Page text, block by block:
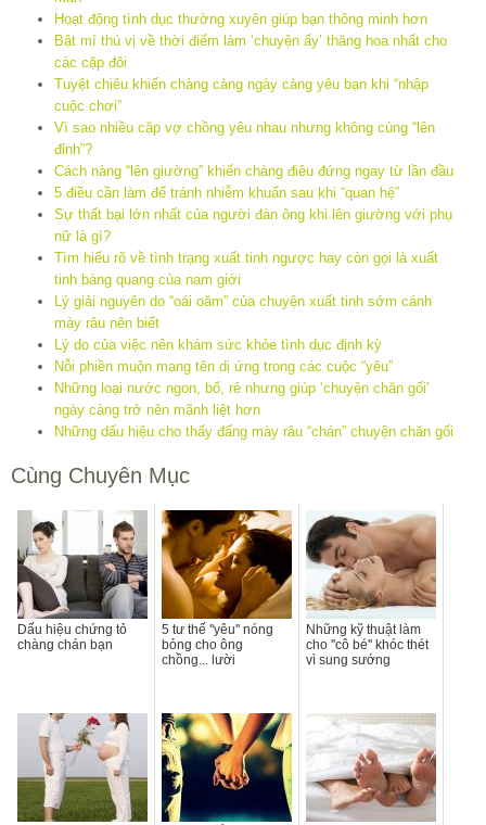
Hoạt động tình dục thường xuyên giúp bạn thông minh hơn
Bật mí thú vị về thời điểm làm ‘chuyện ấy’ thăng hoa nhất cho
các cặp đôi
Tuyệt chiêu khiến chàng càng ngày càng yêu bạn khi “nhập
cuộc chơi”
Vì sao nhiều cặp vợ chồng yêu nhau nhưng không cùng “lên
đỉnh”?
Cách nàng “lên giường” khiến chàng điêu đứng ngay từ lần đầu
5 điều cần làm để tránh nhiễm khuẩn sau khi “quan hệ”
Sự thất bại lớn nhất của người đàn ông khi lên giường với phụ
nữ là gì?
Tìm hiểu rõ về tình trạng xuất tinh ngược hay còn gọi là xuất
tinh bàng quang của nam giới
Lý giải nguyên do “oái oăm” của chuyện xuất tinh sớm cánh
mày râu nên biết
Lý do của việc nên khám sức khỏe tình dục định kỳ
Nỗi phiền muộn mang tên dị ứng trong các cuộc “yêu”
Những loại nước ngon, bổ, rẻ nhưng giúp ‘chuyện chăn gối’
ngày càng trở nên mãnh liệt hơn
Những dấu hiệu cho thấy đấng mày râu “chán” chuyện chăn gối
Cùng Chuyên Mục
Dấu hiệu chứng tỏ
chàng chán bạn
5 tư thế ''yêu'' nóng
bỏng cho ông
chồng... lười
Những kỹ thuật làm
cho ''cô bé'' khóc thét
vì sung sướng